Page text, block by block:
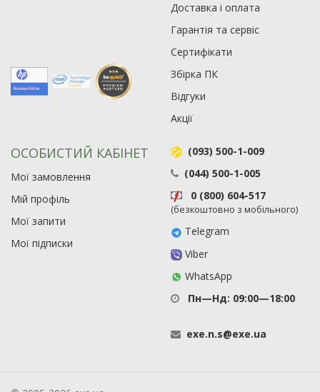
Доставка і оплата
Гарантія та сервіс
Сертифікати
Збірка ПК
Відгуки
Акції
ОСОБИСТИЙ КАБІНЕТ
Мої замовлення
Мій профіль
Мої запити
Мої підписки
(093) 500-1-009
(044) 500-1-005
0 (800) 604-517
(безкоштовно з мобільного)
Telegram
Viber
WhatsApp
Пн—Нд: 09:00—18:00
exe.n.s@exe.ua